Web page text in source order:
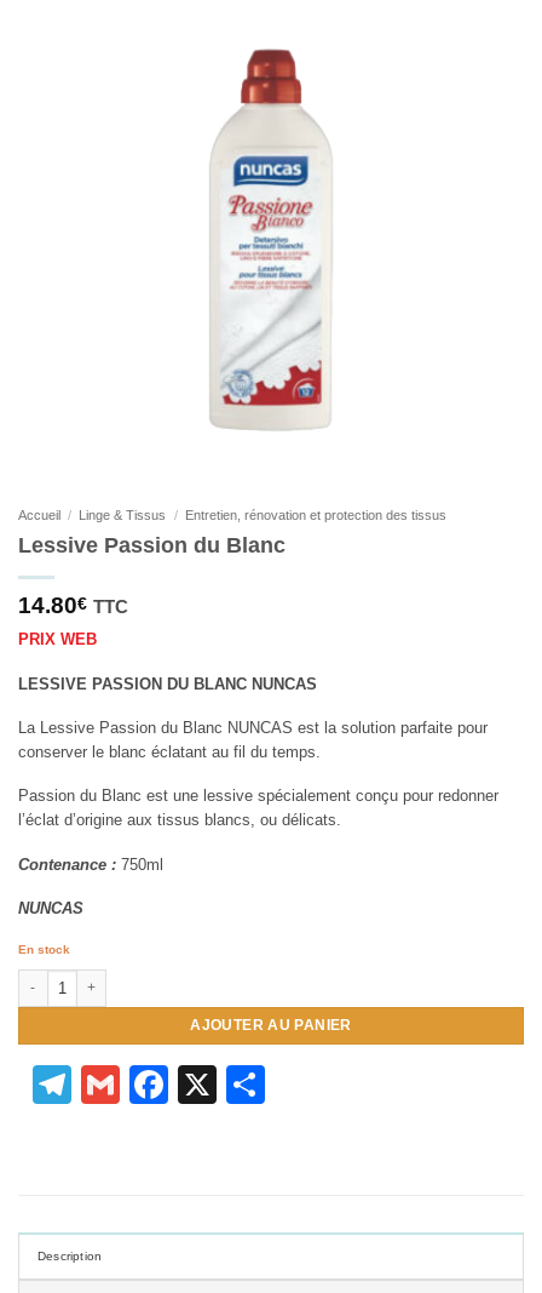
Accueil / Linge & Tissus / Entretien, rénovation et protection des tissus
Lessive Passion du Blanc
14.80€ TTC
PRIX WEB
LESSIVE PASSION DU BLANC NUNCAS
La Lessive Passion du Blanc NUNCAS est la solution parfaite pour
conserver le blanc éclatant au fil du temps.
Passion du Blanc est une lessive spécialement conçu pour redonner
l’éclat d’origine aux tissus blancs, ou délicats.
Contenance : 750ml
NUNCAS
En stock
quantité de Lessive Passion du Blanc
AJOUTER AU PANIER
Telegram
GmailFacebook
X
Description